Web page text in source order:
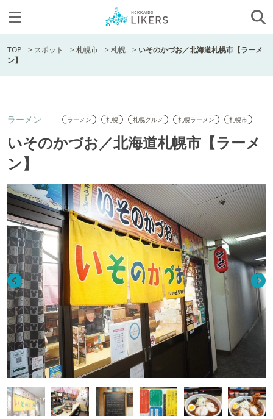
TOP > スポット >札幌市 >札幌 > いそのかづお／北海道札幌市【ラーメ
ン】
ラーメン ラーメン 札幌 札幌グルメ 札幌ラーメン 札幌市
いそのかづお／北海道札幌市【ラーメ
ン】